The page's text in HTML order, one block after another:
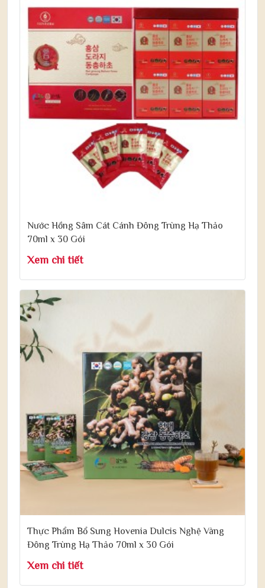
Nước Hồng Sâm Cát Cánh Đông Trùng Hạ Thảo
70ml x 30 Gói
Xem chi tiết
Thực Phẩm Bổ Sung Hovenia Dulcis Nghệ Vàng
Đông Trùng Hạ Thảo 70ml x 30 Gói
Xem chi tiết